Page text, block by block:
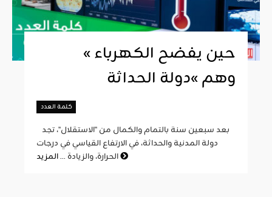
« حين يفضح الكهرباء
وهم »دولة الحداثة
كلمة العدد
دولة المدنية والحداثة، في الارتفاع القياسي في درجات
الحرارة، والزيادة ...